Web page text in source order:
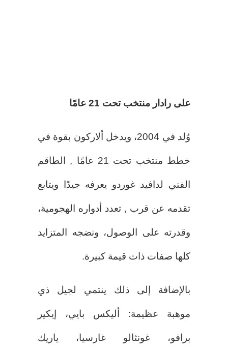
على رادار منتخب تحت 21 عامًا
وُلد في 2004، ويدخل ألاركون بقوة في
خطط منتخب تحت 21 عامًا , الطاقم
الفني لدافيد غوردو يعرفه جيدًا ويتابع
تقدمه عن قرب , تعدد أدواره الهجومية،
وقدرته على الوصول، ونضجه المتزايد
كلها صفات ذات قيمة كبيرة.
بالإضافة إلى ذلك ينتمي لجيل ذي
موهبة عظيمة: أليكس بايي، إيكير
برافو، غونثالو غارسيا، ياريك